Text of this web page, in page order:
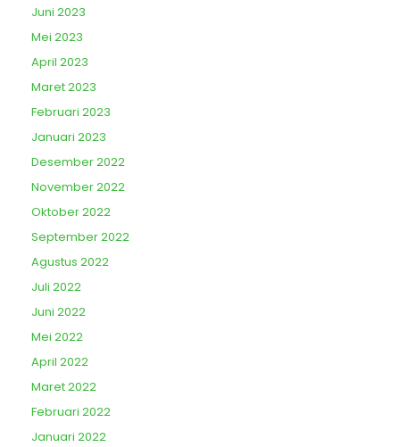
Juni 2023
Mei 2023
April 2023
Maret 2023
Februari 2023
Januari 2023
Desember 2022
November 2022
Oktober 2022
September 2022
Agustus 2022
Juli 2022
Juni 2022
Mei 2022
April 2022
Maret 2022
Februari 2022
Januari 2022